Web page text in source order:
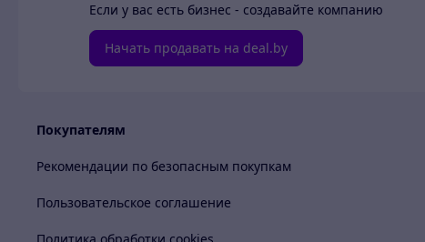
Если у вас есть бизнес - создавайте компанию
Начать продавать на deal.by
Покупателям
Рекомендации по безопасным покупкам
Пользовательское соглашение